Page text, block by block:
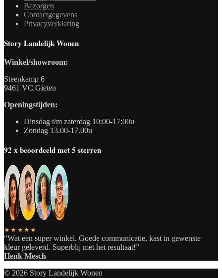
Bezorgen
Contactgegevens
Privacyverklaring
Story Landelijk Wonen
Winkel/showroom:
Steenkamp 6
9461 VC Gieten
Openingstijden:
Dinsdag t/m zaterdag 10:00-17:00u
Zondag 13.00-17.00u
92 x beoordeeld met 5 sterren
★★★★★
“Wat een super winkel. Goede communicatie, kast in gewenste
kleur geleverd. Superblij met het resultaat!”
Henk Mesch
© 2026 Story Landelijk Wonen